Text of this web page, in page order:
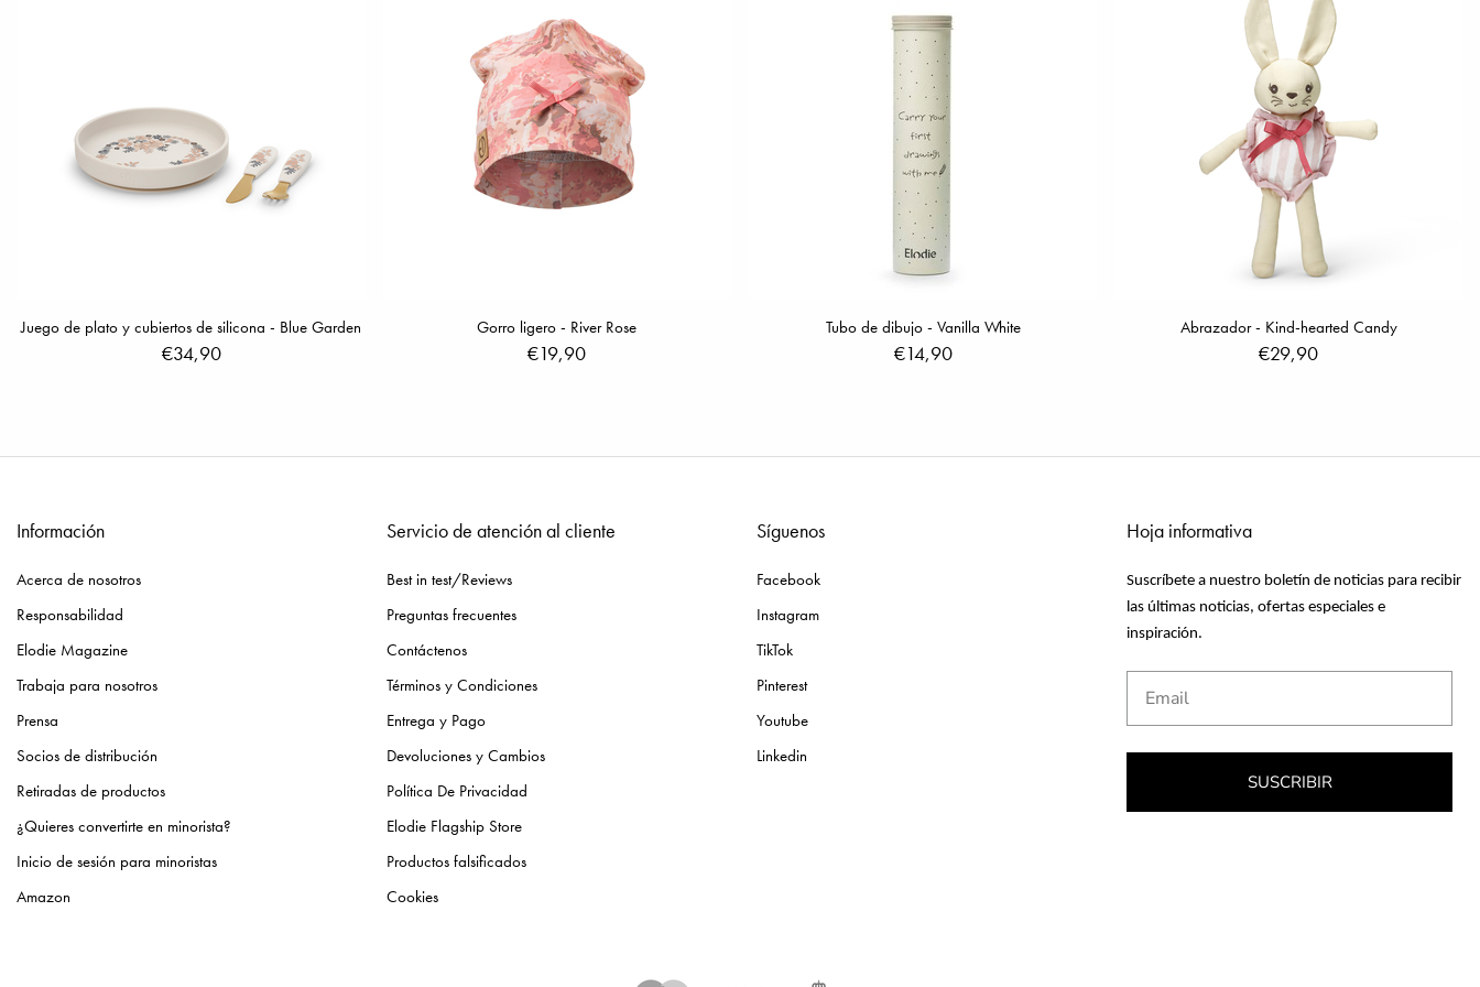
Juego de plato y cubiertos de silicona - Blue Garden
€34,90
Gorro ligero - River Rose
€19,90
Tubo de dibujo - Vanilla White
€14,90
Abrazador - Kind-hearted Candy
€29,90
Información
Acerca de nosotros
Responsabilidad
Elodie Magazine
Trabaja para nosotros
Prensa
Socios de distribución
Retiradas de productos
¿Quieres convertirte en minorista?
Inicio de sesión para minoristas
Amazon
Servicio de atención al cliente
Best in test/Reviews
Preguntas frecuentes
Contáctenos
Términos y Condiciones
Entrega y Pago
Devoluciones y Cambios
Política De Privacidad
Elodie Flagship Store
Productos falsificados
Cookies
Síguenos
Facebook
Instagram
TikTok
Pinterest
Youtube
Linkedin
Hoja informativa
Suscríbete a nuestro boletín de noticias para recibir
las últimas noticias, ofertas especiales e
inspiración.
SUSCRIBIR